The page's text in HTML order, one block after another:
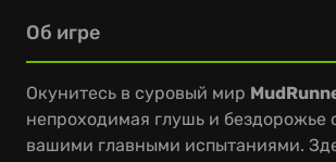
Об игре
Окунитесь в суровый мир
непроходимая глушь и бездорожье
вашими главными испытаниями.